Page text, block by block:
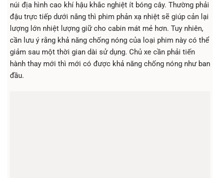
núi địa hình cao khí hậu khắc nghiệt ít bóng cây. Thường phải
đậu trực tiếp dưới nắng thì phim phản xạ nhiệt sẽ giúp cản lại
lượng lớn nhiệt lượng giữ cho cabin mát mẻ hơn. Tuy nhiên,
cần lưu ý rằng khả năng chống nóng của loại phim này có thể
giảm sau một thời gian dài sử dụng. Chủ xe cần phải tiến
hành thay mới thì mới có được khả năng chống nóng như ban
đầu.